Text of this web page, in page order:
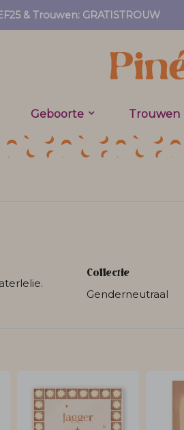
& Trouwen: GRATISTROUW
Geboorte Trouwen
Collectie
Genderneutraal